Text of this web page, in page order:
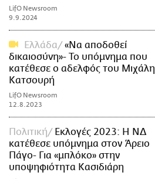
LifO Newsroom
9.9.2024
Ελλάδα
«Να αποδοθεί
δικαιοσύνη»- Το υπόμνημα που
κατέθεσε ο αδελφός του Μιχάλη
Κατσουρή
LifO Newsroom
12.8.2023
Πολιτική
Εκλογές 2023: Η ΝΔ
κατέθεσε υπόμνημα στον Άρειο
Πάγο- Για «μπλόκο» στην
υποψηφιότητα Κασιδιάρη